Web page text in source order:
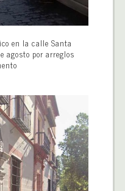
en la calle Santa
agosto por arreglos